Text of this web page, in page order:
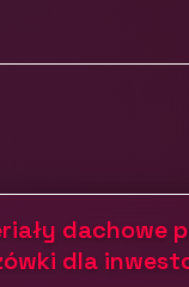
dachowe
dla